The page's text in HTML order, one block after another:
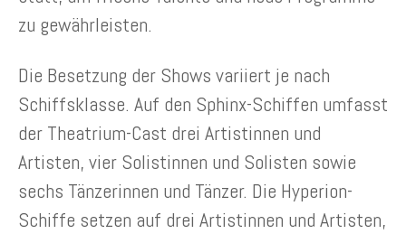
zu gewährleisten.
Die Besetzung der Shows variiert je nach
Schiffsklasse. Auf den Sphinx-Schiffen umfasst
der Theatrium-Cast drei Artistinnen und
Artisten, vier Solistinnen und Solisten sowie
sechs Tänzerinnen und Tänzer. Die Hyperion-
Schiffe setzen auf drei Artistinnen und Artisten,